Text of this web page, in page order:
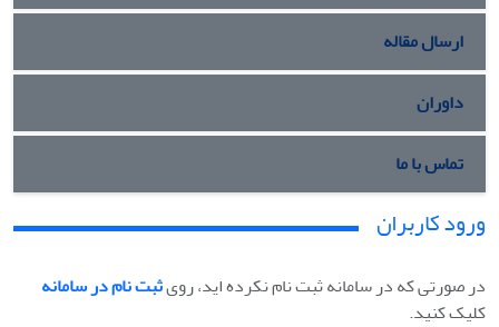
ارسال مقاله
داوران
تماس با ما
ورود کاربران
در صورتی که در سامانه ثبت نام نکرده اید، رویثبت نام در سامانه
کلیک کنید.